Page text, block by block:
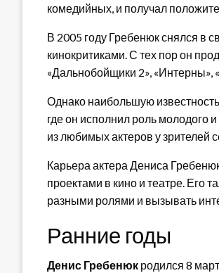
комедийных, и получал
В 2005 году Гребенюк снялся в
кинокритиками. С тех пор он
«Дальнобойщики 2», «Интерны»,
Однако наибольшую
где он исполнил роль молодого
из любимых актеров у зрителей
Карьера актера Дениса
проектами в кино и театре. Его
разными ролями и вызывать
Ранние годы
Денис Гребенюк родился 8